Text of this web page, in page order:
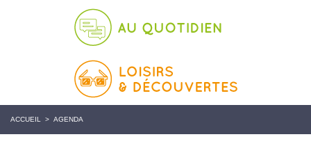
ACCUEIL > AGENDA